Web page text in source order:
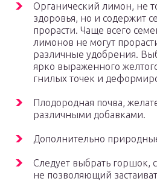
Органический лимон, не
здоровья, но и содержит
прорасти. Чаще всего
лимонов не могут
различные удобрения.
ярко выраженного
гнилых точек и
Плодородная почва,
различными добавками.
Дополнительно
Следует выбрать горшок,
не позволяющий